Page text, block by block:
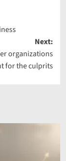
Next:
organizations
for the culprits